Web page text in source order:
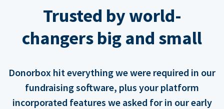
Trusted by world-
changers big and small
Donorbox hit everything we were required in our
fundraising software, plus your platform
incorporated features we asked for in our early